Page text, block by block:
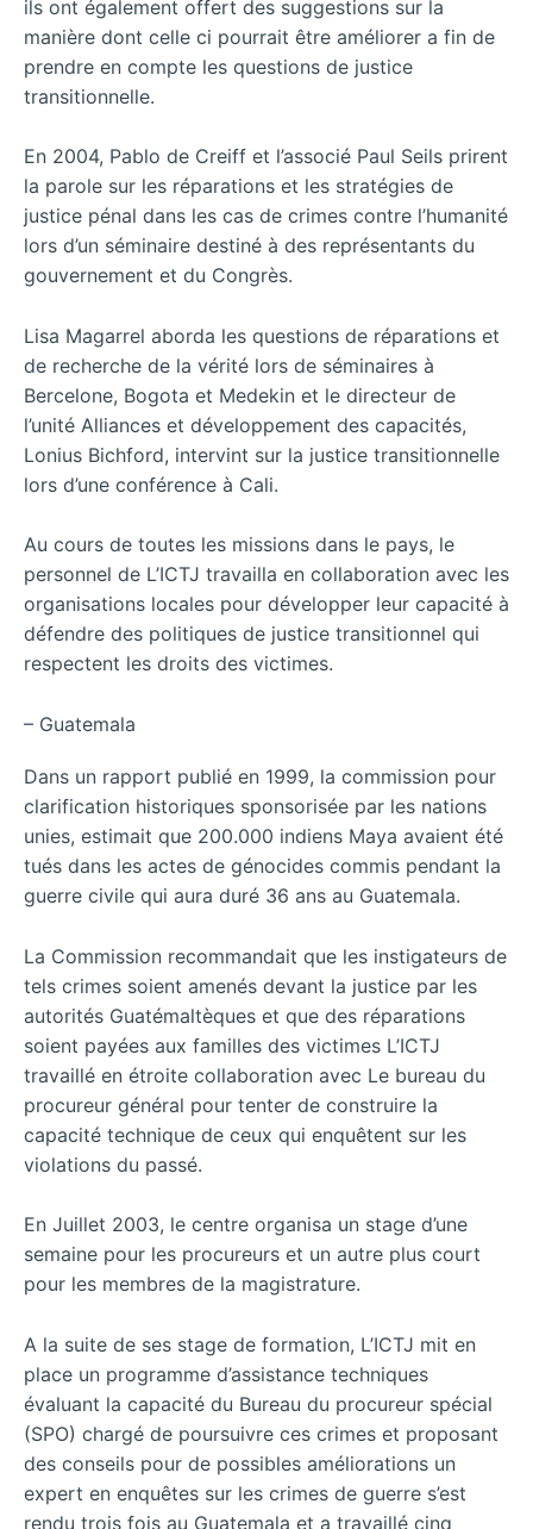
ils ont également offert des suggestions sur la
manière dont celle ci pourrait être améliorer a fin de
prendre en compte les questions de justice
transitionnelle.
En 2004, Pablo de Creiff et l’associé Paul Seils prirent
la parole sur les réparations et les stratégies de
justice pénal dans les cas de crimes contre l’humanité
lors d’un séminaire destiné à des représentants du
gouvernement et du Congrès.
Lisa Magarrel aborda les questions de réparations et
de recherche de la vérité lors de séminaires à
Bercelone, Bogota et Medekin et le directeur de
l’unité Alliances et développement des capacités,
Lonius Bichford, intervint sur la justice transitionnelle
lors d’une conférence à Cali.
Au cours de toutes les missions dans le pays, le
personnel de L’ICTJ travailla en collaboration avec les
organisations locales pour développer leur capacité à
défendre des politiques de justice transitionnel qui
respectent les droits des victimes.
– Guatemala
Dans un rapport publié en 1999, la commission pour
clarification historiques sponsorisée par les nations
unies, estimait que 200.000 indiens Maya avaient été
tués dans les actes de génocides commis pendant la
guerre civile qui aura duré 36 ans au Guatemala.
La Commission recommandait que les instigateurs de
tels crimes soient amenés devant la justice par les
autorités Guatémaltèques et que des réparations
soient payées aux familles des victimes L’ICTJ
travaillé en étroite collaboration avec Le bureau du
procureur général pour tenter de construire la
capacité technique de ceux qui enquêtent sur les
violations du passé.
En Juillet 2003, le centre organisa un stage d’une
semaine pour les procureurs et un autre plus court
pour les membres de la magistrature.
A la suite de ses stage de formation, L’ICTJ mit en
place un programme d’assistance techniques
évaluant la capacité du Bureau du procureur spécial
(SPO) chargé de poursuivre ces crimes et proposant
des conseils pour de possibles améliorations un
expert en enquêtes sur les crimes de guerre s’est
rendu trois fois au Guatemala et a travaillé cinq